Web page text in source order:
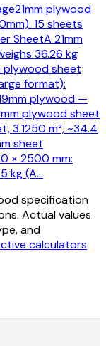
21mm plywood
15 sheets
SheetA 21mm
36.26 kg
plywood sheet
format):
plywood —
plywood sheet
3.1250 m², ~34.4
sheet
× 2500 mm:
kg (A…
specification
Actual values
and
calculators